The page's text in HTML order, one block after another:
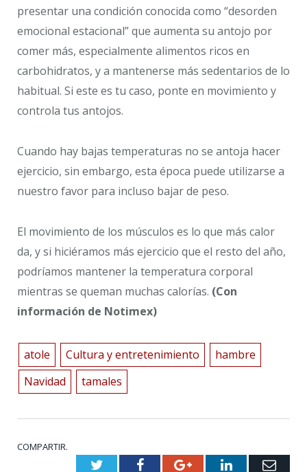
presentar una condición conocida como “desorden
emocional estacional” que aumenta su antojo por
comer más, especialmente alimentos ricos en
carbohidratos, y a mantenerse más sedentarios de lo
habitual. Si este es tu caso, ponte en movimiento y
controla tus antojos.
Cuando hay bajas temperaturas no se antoja hacer
ejercicio, sin embargo, esta época puede utilizarse a
nuestro favor para incluso bajar de peso.
El movimiento de los músculos es lo que más calor
da, y si hiciéramos más ejercicio que el resto del año,
podríamos mantener la temperatura corporal
mientras se queman muchas calorías. (Con
información de Notimex)
atole Cultura y entretenimiento
hambre
Navidad
tamales
COMPARTIR.
TwitterFacebookGoogle+LinkedIn